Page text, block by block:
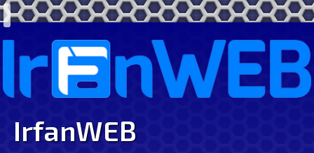
IrfanWEB